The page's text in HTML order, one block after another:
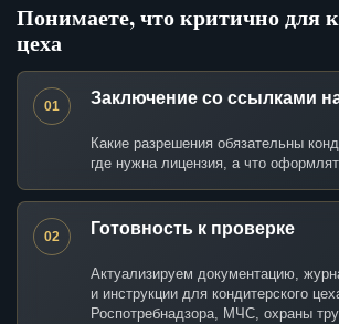
Понимаете, что критично для
цеха
01 Заключение со ссылками
Какие разрешения обязательны
где нужна лицензия, а что
02 Готовность к проверке
Актуализируем документацию,
и инструкции для кондитерского
Роспотребнадзора, МЧС, охраны